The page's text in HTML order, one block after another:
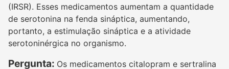
(IRSR). Esses medicamentos aumentam a quantidade
de serotonina na fenda sináptica, aumentando,
portanto, a estimulação sináptica e a atividade
serotoninérgica no organismo.
Pergunta: Os medicamentos citalopram e sertralina